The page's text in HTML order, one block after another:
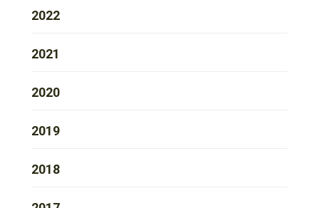
2022
2021
2020
2019
2018